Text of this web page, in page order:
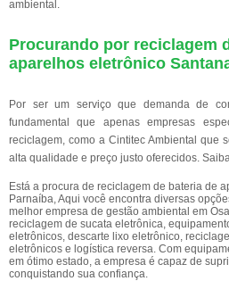
ambiental.
Procurando por reciclagem
aparelhos eletrônico
Por ser um serviço que demanda de
fundamental que apenas empresas
reciclagem, como a Cintitec Ambiental que
alta qualidade e preço justo oferecidos.
Está a procura de reciclagem de bateria de
Parnaíba, Aqui você encontra diversas
melhor empresa de gestão ambiental em
reciclagem de sucata eletrônica,
eletrônicos, descarte lixo eletrônico,
eletrônicos e logística reversa. Com
em ótimo estado, a empresa é capaz de
conquistando sua confiança.